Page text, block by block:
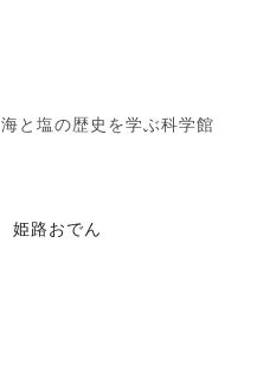
海と塩の歴史を学ぶ科学館
姫路おでん